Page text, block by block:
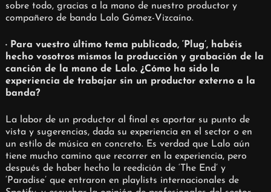
sobre todo, gracias a la mano de nuestro productor y
compañero de banda Lalo Gómez-Vizcaíno.
· Para vuestro último tema publicado, ‘Plug’, habéis
hecho vosotros mismos la producción y grabación de la
canción de la mano de Lalo. ¿Cómo ha sido la
experiencia de trabajar sin un productor externo a la
banda?
La labor de un productor al final es aportar su punto de
vista y sugerencias, dada su experiencia en el sector o en
un estilo de música en concreto. Es verdad que Lalo aún
tiene mucho camino que recorrer en la experiencia, pero
después de haber hecho la reedición de ‘The End’ y
‘Paradise’ que entraron en playlists internacionales de